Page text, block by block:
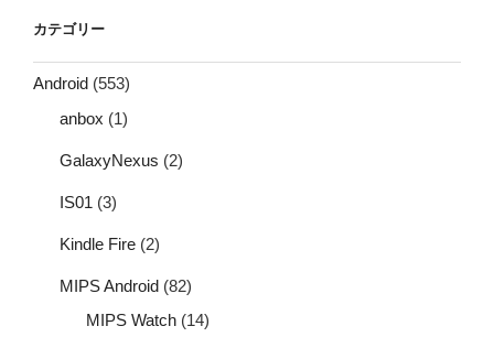
カテゴリー
Android (553)
anbox (1)
GalaxyNexus (2)
IS01 (3)
Kindle Fire (2)
MIPS Android (82)
MIPS Watch (14)